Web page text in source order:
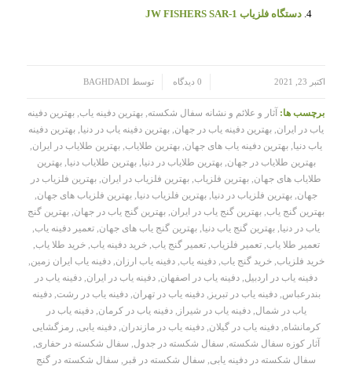
دستگاه فلزیاب JW FISHERS SAR-1
اکتبر 23, 2021 0 دیدگاه توسط BAGHDADI
برچسب ها: آثار و علائم و نشانه سفال شکسته, بهترین دفینه یاب, بهترین دفینه
یاب در ایران, بهترین دفینه یاب در جهان, بهترین دفینه یاب در دنیا, بهترین دفینه
یاب دنیا, بهترین دفینه یاب های جهان, بهترین طلایاب, بهترین طلایاب در ایران,
بهترین طلایاب در جهان,بهترین طلایاب در دنیا,بهترین طلایاب دنیا,بهترین
طلایاب های جهان, بهترین فلزیاب, بهترین فلزیاب در ایران, بهترین فلزیاب در
جهان, بهترین فلزیاب در دنیا, بهترین فلزیاب دنیا, بهترین فلزیاب های جهان,
بهترین گنج یاب, بهترین گنج یاب در ایران, بهترین گنج یاب در جهان, بهترین گنج
یاب در دنیا, بهترین گنج یاب دنیا, بهترین گنج یاب های جهان, تعمیر دفینه یاب,
تعمیر طلا یاب,تعمیر فلزیاب,تعمیر گنج یاب,خرید دفینه یاب,خرید طلا یاب,
خرید فلزیاب,خرید گنج یاب,دفینه یاب,دفینه یاب ارزان,دفینه یاب ایران زمین,
دفینه یاب در اردبیل, دفینه یاب در اصفهان, دفینه یاب در ایران, دفینه یاب در
بندرعباس,دفینه یاب در تبریز ,دفینه یاب در تهران,دفینه یاب در رشت,دفینه
یاب در شمال,دفینه یاب در شیراز ,دفینه یاب در کرمان,دفینه یاب در
کرمانشاه,دفینه یاب در گیلان,دفینه یاب در مازندران,دفینه یابی, رمزگشایی
آثار کوزه سفال شکسته, سفال شکسته در جدول, سفال شکسته در حفاری,
سفال شکسته در دفینه یابی, سفال شکسته در قبر , سفال شکسته در گنج